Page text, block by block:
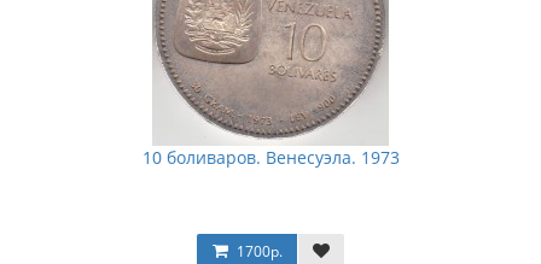
10 боливаров. Венесуэла. 1973
1700р.